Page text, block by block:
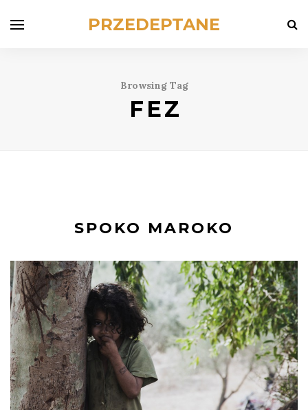
PRZEDEPTANE
Browsing Tag
FEZ
SPOKO MAROKO